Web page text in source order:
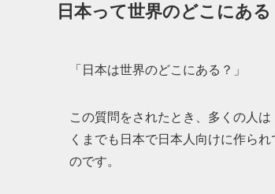
日本って世界のどこにある
「日本は世界のどこにある？」
この質問をされたとき、多くの人
くまでも日本で日本人向けに作ら
のです。